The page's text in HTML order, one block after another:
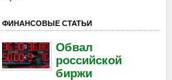
ФИНАНСОВЫЕ СТАТЬИ
Обвал
российской
биржи